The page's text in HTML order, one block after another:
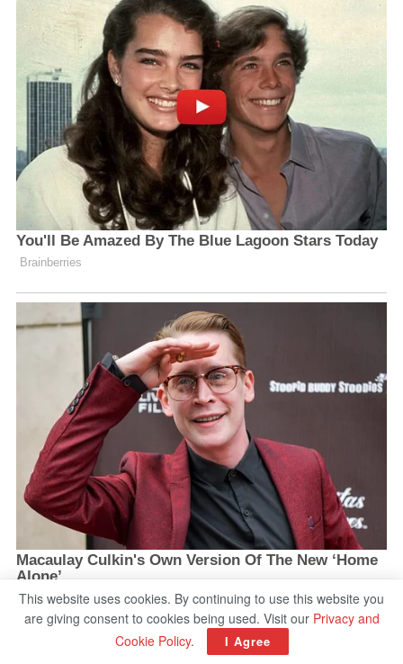
This website uses cookies. By continuing to use this website you
are giving consent to cookies being used. Visit our Privacy and
Cookie Policy. I Agree